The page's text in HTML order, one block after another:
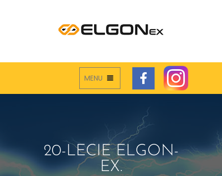
MENU
20-LECIE ELGON-
EX.